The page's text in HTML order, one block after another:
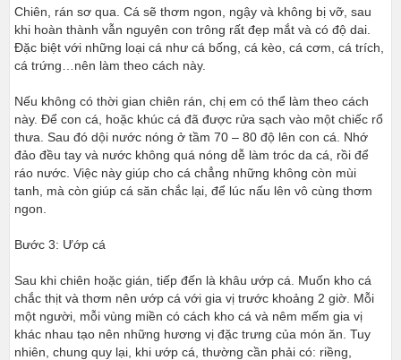
Chiên, rán sơ qua. Cá sẽ thơm ngon, ngậy và không bị vỡ, sau
khi hoàn thành vẫn nguyên con trông rất đẹp mắt và có độ dai.
Đặc biệt với những loại cá như cá bống, cá kèo, cá cơm, cá trích,
cá trứng…nên làm theo cách này.
Nếu không có thời gian chiên rán, chị em có thể làm theo cách
này. Để con cá, hoặc khúc cá đã được rửa sạch vào một chiếc rổ
thưa. Sau đó dội nước nóng ở tầm 70 – 80 độ lên con cá. Nhớ
đảo đều tay và nước không quá nóng dễ làm tróc da cá, rồi để
ráo nước. Việc này giúp cho cá chẳng những không còn mùi
tanh, mà còn giúp cá săn chắc lại, để lúc nấu lên vô cùng thơm
ngon.
Bước 3: Ướp cá
Sau khi chiên hoặc gián, tiếp đến là khâu ướp cá. Muốn kho cá
chắc thịt và thơm nên ướp cá với gia vị trước khoảng 2 giờ. Mỗi
một người, mỗi vùng miền có cách kho cá và nêm mếm gia vị
khác nhau tạo nên những hương vị đặc trưng của món ăn. Tuy
nhiên, chung quy lại, khi ướp cá, thường cần phải có: riềng,